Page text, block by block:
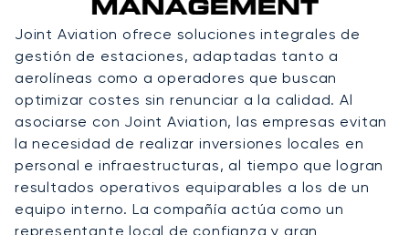
Joint Aviation ofrece soluciones integrales de
gestión de estaciones, adaptadas tanto a
aerolíneas como a operadores que buscan
optimizar costes sin renunciar a la calidad. Al
asociarse con Joint Aviation, las empresas evitan
la necesidad de realizar inversiones locales en
personal e infraestructuras, al tiempo que logran
resultados operativos equiparables a los de un
equipo interno. La compañía actúa como un
representante local de confianza y gran